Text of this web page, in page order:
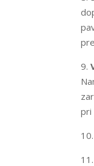
9.
pri
11.